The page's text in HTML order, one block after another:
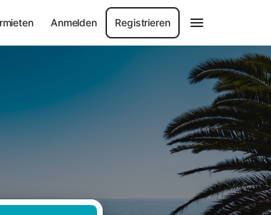
Anmelden Registrieren